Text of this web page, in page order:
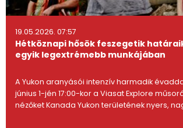
19.05.2026. 07:57
Hétköznapi hősök feszegetik
egyik legextrémebb munkájában
A Yukon aranyásói intenzív harmadik
június 1-jén 17:00-kor a Viasat Explore
nézőket Kanada Yukon területének nyers,